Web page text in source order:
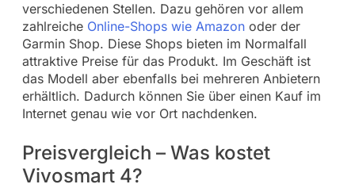
verschiedenen Stellen. Dazu gehören vor allem
zahlreiche Online-Shops wie Amazonoder der
Garmin Shop. Diese Shops bieten im Normalfall
attraktive Preise für das Produkt. Im Geschäft ist
das Modell aber ebenfalls bei mehreren Anbietern
erhältlich. Dadurch können Sie über einen Kauf im
Internet genau wie vor Ort nachdenken.
Preisvergleich – Was kostet
Vivosmart 4?